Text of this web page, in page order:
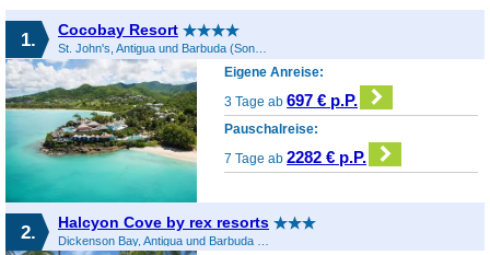
1. Cocobay Resort
St. John's, Antigua und Barbuda (Sonstiges), Antigua und Barbuda
Eigene Anreise:
3 Tage ab697 € p.P.
Pauschalreise:
7 Tage ab2282 € p.P.
2. Halcyon Cove by rex resorts